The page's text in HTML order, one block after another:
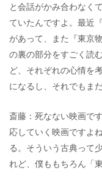
と会話がかみ合わなく
ていたんですよ。最近
があって、また『東京
の裏の部分をすごく読
ど、それぞれの心情を
になるし、それでもま
斎藤：死なない映画で
応していく映画ですよ
る。そういう古典って
れど、僕ももちろん「